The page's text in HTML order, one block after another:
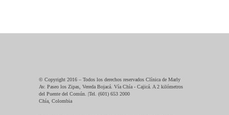
© Copyright 2016 – Todos los derechos reservados Clínica de Marly
Av. Paseo los Zipas, Vereda Bojacá. Vía Chía - Cajicá. A 2 kilómetros
del Puente del Común. |Tel. (601) 653 2000
Chía, Colombia